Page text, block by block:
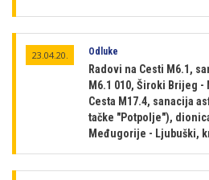
23.04.20. Odluke
Radovi na Cesti M6.1,
M6.1 010, Široki Brijeg
Cesta M17.4, sanacija
tačke "Potpolje"),
Međugorije - Ljubuški,